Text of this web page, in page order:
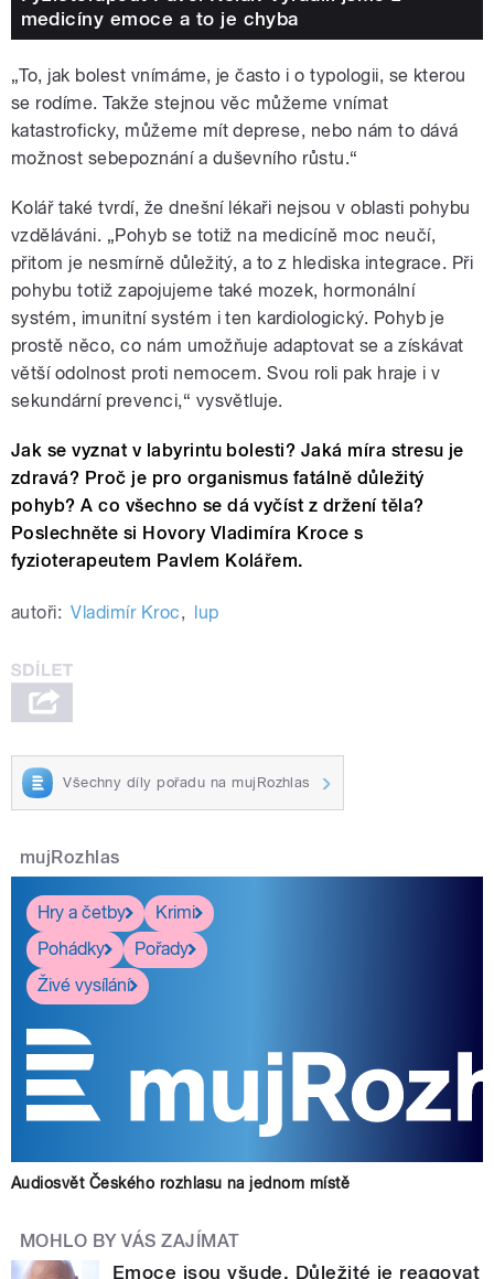
medicíny emoce a to je chyba
„To, jak bolest vnímáme, je často i o typologii, se kterou
se rodíme. Takže stejnou věc můžeme vnímat
katastroficky, můžeme mít deprese, nebo nám to dává
možnost sebepoznání a duševního růstu.“
Kolář také tvrdí, že dnešní lékaři nejsou v oblasti pohybu
vzděláváni. „Pohyb se totiž na medicíně moc neučí,
přitom je nesmírně důležitý, a to z hlediska integrace. Při
pohybu totiž zapojujeme také mozek, hormonální
systém, imunitní systém i ten kardiologický. Pohyb je
prostě něco, co nám umožňuje adaptovat se a získávat
větší odolnost proti nemocem. Svou roli pak hraje i v
sekundární prevenci,“ vysvětluje.
Jak se vyznat v labyrintu bolesti? Jaká míra stresu je
zdravá? Proč je pro organismus fatálně důležitý
pohyb? A co všechno se dá vyčíst z držení těla?
Poslechněte si Hovory Vladimíra Kroce s
fyzioterapeutem Pavlem Kolářem.
autoři: Vladimír Kroc, lup
Všechny díly pořadu na mujRozhlas
mujRozhlas
Hry a četby
Krimi
Pohádky
Pořady
Živé vysílání
Audiosvět Českého rozhlasu na jednom místě
MOHLO BY VÁS ZAJÍMAT
Emoce jsou všude. Důležité je reagovat